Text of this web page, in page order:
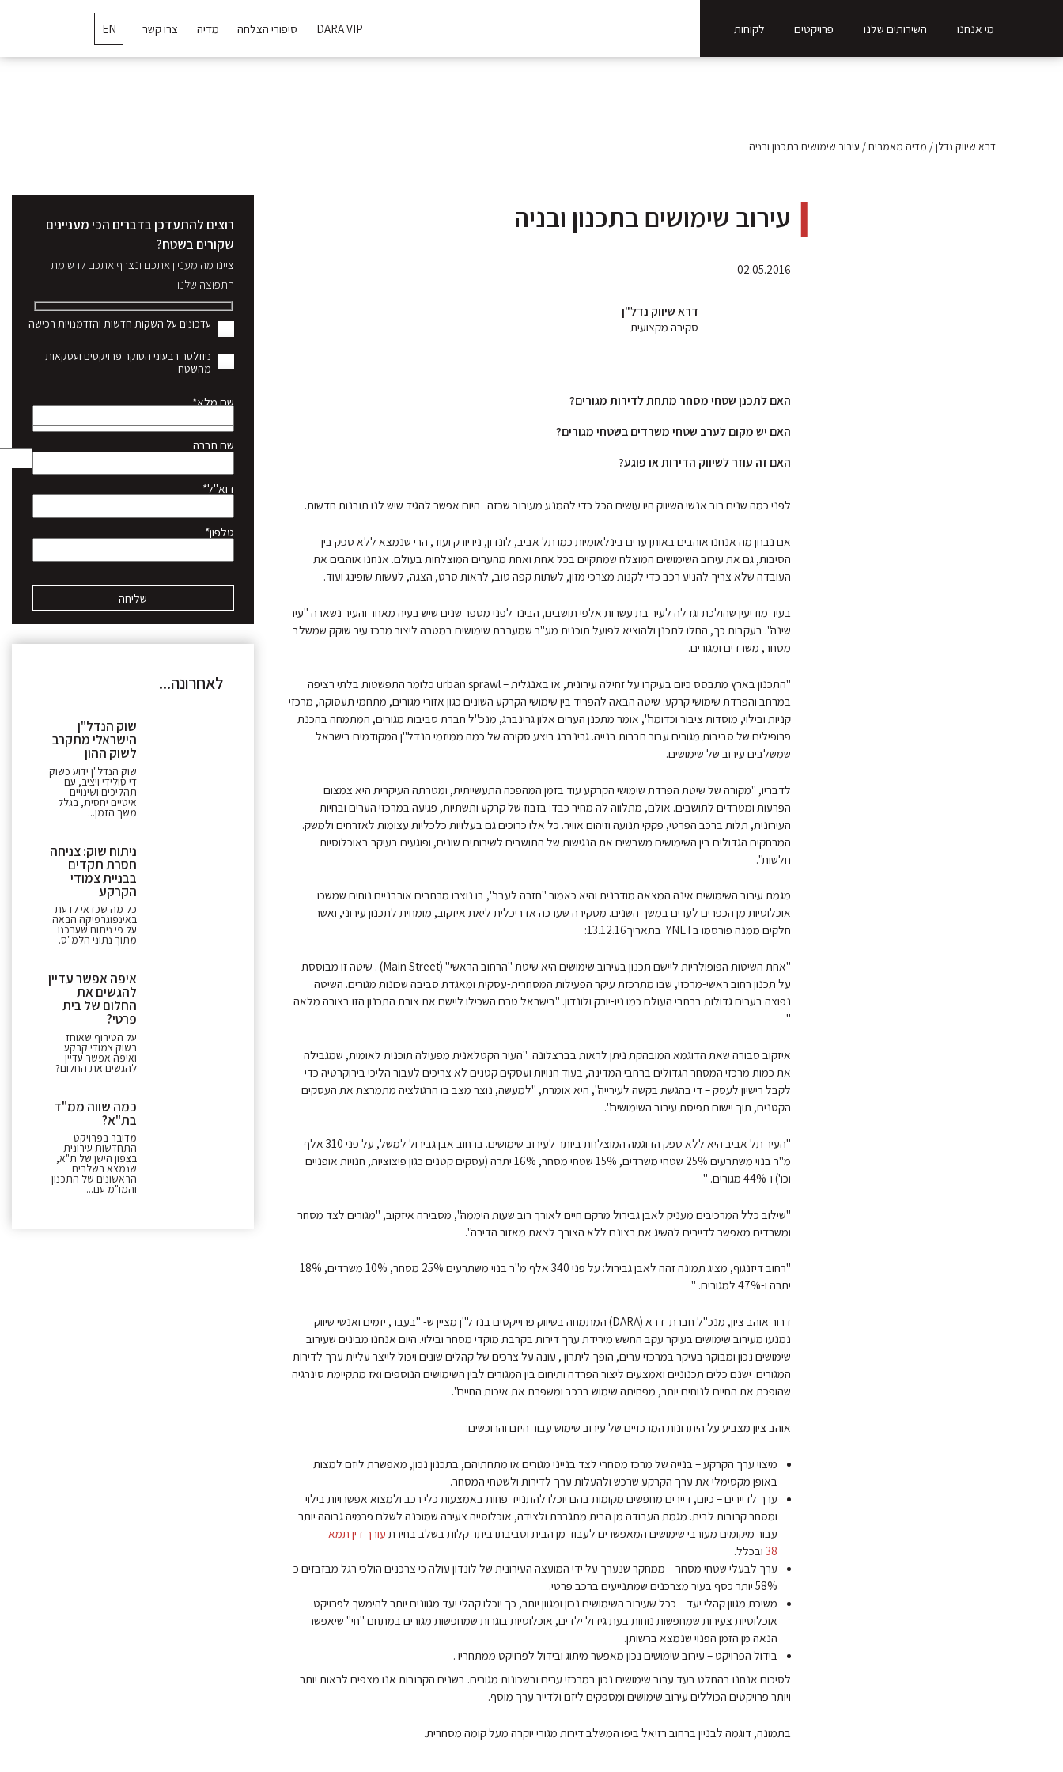
מי אנחנו השירותים שלנו פרויקטים לקוחות DARA VIP סיפורי הצלחה מדיה צרו קשר EN
דרא שיווק נדלן/ מדיה מאמרים/ עירוב שימושים בתכנון ובניה
עירוב שימושים בתכנון ובניה
02.05.2016
דרא שיווק נדל"ן
סקירה מקצועית
האם לתכנן שטחי מסחר מתחת לדירות מגורים?
האם יש מקום לערב שטחי משרדים בשטחי מגורים?
האם זה עוזר לשיווק הדירות או פוגע?
לפני כמה שנים רוב אנשי השיווק היו עושים הכל כדי להמנע מעירוב שכזה. היום אפשר להגיד שיש לנו תובנות חדשות.
אם נבחן מה אנחנו אוהבים באותן ערים בינלאומיות כמו תל אביב, לונדון, ניו יורק ועוד, הרי שנמצא ללא ספק בין
הסיבות, גם את עירוב השימושים המוצלח שמתקיים בכל אחת ואחת מהערים המוצלחות בעולם. אנחנו אוהבים את
העובדה שלא צריך להניע רכב כדי לקנות מצרכי מזון, לשתות קפה טוב, לראות סרט, הצגה, לעשות שופינג ועוד.
בעיר מודיעין שהולכת וגדלה לעיר בת עשרות אלפי תושבים, הבינו לפני מספר שנים שיש בעיה מאחר והעיר נשארה "עיר
שינה". בעקבות כך, החלו לתכנן ולהוציא לפועל תוכנית מע"ר שמערבת שימושים במטרה ליצור מרכז עיר שוקק שמשלב
מסחר, משרדים ומגורים.
"התכנון בארץ מתבסס כיום בעיקרו על זחילה עירונית, או באנגלית – urban sprawl כלומר התפשטות בלתי רציפה
במרחב והפרדת שימושי קרקע. שיטה הבאה להפריד בין שימושי הקרקע השונים כגון אזורי מגורים, מתחמי תעסוקה, מרכזי
קניות ובילוי, מוסדות ציבור וכדומה", אומר מתכנן הערים אלון גרינברג, מנכ"ל חברת סביבות מגורים, המתמחה בהכנת
פרופילים של סביבות מגורים עבור חברות בנייה. גרינברג ביצע סקירה של כמה ממיזמי הנדל"ן המקודמים בישראל
שמשלבים עירוב של שימושים.
לדבריו, "מקורה של שיטת הפרדת שימושי הקרקע עוד בזמן המהפכה התעשייתית, ומטרתה העיקרית היא צמצום
הפרעות ומטרדים לתושבים. אולם, מתלווה לה מחיר כבד: בזבוז של קרקע ותשתיות, פגיעה במרכזי הערים ובחיוּת
העירונית, תלות ברכב הפרטי, פקקי תנועה וזיהום אוויר. כל אלו כרוכים גם בעלויות כלכליות עצומות לאזרחים ולמשק.
המרחקים הגדולים בין השימושים משבשים את הנגישות של התושבים לשירותים שונים, ופוגעים בעיקר באוכלוסיות
חלשות".
מגמת עירוב השימושים אינה המצאה מודרנית והיא כאמור "חזרה לעבר", בו נוצרו מרחבים אורבניים נוחים שמשכו
אוכלוסיות מן הכפרים לערים במשך השנים. מסקירה שערכה אדריכלית ליאת איזקוב, מומחית לתכנון עירוני, ואשר
חלקים ממנה פורסמו בYNET בתאריך13.12.16:
"אחת השיטות הפופולריות ליישם תכנון בעירוב שימושים היא שיטת "הרחוב הראשי" (Main Street) . שיטה זו מבוססת
על תכנון רחוב ראשי-מרכזי, שבו מתרכזת עיקר הפעילות המסחרית-עסקית ומאגדת סביבה שכונות מגורים. השיטה
נפוצה בערים גדולות ברחבי העולם כמו ניו-יורק ולונדון. "בישראל טרם השכילו ליישם את צורת התכנון הזו בצורה מלאה
"
איזקוב סבורה שאת הדוגמא המובהקת ניתן לראות בברצלונה. "העיר הקטלאנית מפעילה תוכנית לאומית, שמגבילה
את כמות מרכזי המסחר הגדולים ברחבי המדינה, בעוד חנויות ועסקים קטנים לא צריכים לעבור הליכי בירוקרטיה כדי
לקבל רישיון לעסק – די בהגשת בקשה לעירייה", היא אומרת, "למעשה, נוצר מצב בו הרגולציה מתמרצת את העסקים
הקטנים, תוך יישום תפיסת עירוב השימושים".
"העיר תל אביב היא ללא ספק הדוגמה המוצלחת ביותר לעירוב שימושים. ברחוב אבן גבירול למשל, על פני 310 אלף
מ"ר בנוי משתרעים 25% שטחי משרדים, 15% שטחי מסחר, 16% יתרה (עסקים קטנים כגון פיצוציות, חנויות אופניים
וכו') ו-44% מגורים. "
"שילוב כלל המרכיבים מעניק לאבן גבירול מרקם חיים לאורך רוב שעות היממה", מסבירה איזקוב, "מגורים לצד מסחר
ומשרדים מאפשר לדיירים להשיג את רצונם ללא הצורך לצאת מאזור הדירה".
"רחוב דיזנגוף, מציג תמונה זהה לאבן גבירול: על פני 340 אלף מ"ר בנוי משתרעים 25% מסחר, 10% משרדים, 18%
יתרה ו-47% למגורים. "
דרור אוהב ציון, מנכ"ל חברת דרא (DARA) המתמחה בשיווק פרוייקטים בנדל"ן מציין ש- "בעבר, יזמים ואנשי שיווק
נמנעו מעירוב שימושים בעיקר עקב החשש מירידת ערך דירות בקרבת מוקדי מסחר ובילוי. היום אנחנו מבינים שעירוב
שימושים נכון ומבוקר בעיקר במרכזי ערים, הופך ליתרון , עונה על צרכים של קהלים שונים ויכול לייצר עליית ערך לדירות
המגורים. ישנם כלים תכנוניים ואמצעים ליצור הפרדה ותיחום בין המגורים לבין השימושים הנוספים ואז מתקיימת סינרגיה
שהופכת את החיים לנוחים יותר, מפחיתה שימוש ברכב ומשפרת את איכות החיים".
אוהב ציון מצביע על היתרונות המרכזיים של עירוב שימוש עבור היזם והרוכשים:
מיצוי ערך הקרקע – בנייה של מרכז מסחרי לצד בנייני מגורים או מתחתיהם, בתכנון נכון, מאפשרת ליזם למצות
באופן מקסימלי את ערך הקרקע שרכש ולהעלות ערך לדירות ולשטחי המסחר.
ערך לדיירים – כיום, דיירים מחפשים מקומות בהם יוכלו להתנייד פחות באמצעות כלי רכב ולמצוא אפשרויות בילוי
ומסחר קרובות לבית. מגמת העבודה מן הבית מתגברת ולצידה, אוכלוסייה צעירה שמוכנה לשלם פרמיה גבוהה יותר
עבור מיקומים מעורבי שימושים המאפשרים לעבוד מן הבית וסביבתו ביתר קלות בשלב בחירת עורך דין תמא
38 ובכלל.
ערך לבעלי שטחי מסחר – ממחקר שנערך על ידי המועצה העירונית של לונדון עולה כי צרכנים הולכי רגל מבזבזים כ-
58% יותר כסף בעיר מצרכנים שמתנייעים ברכב פרטי.
משיכת מגוון קהלי יעד – ככל שעירוב השימושים נכון ומגוון יותר, כך יוכלו קהלי יעד מגוונים יותר להימשך לפרויקט.
אוכלוסיות צעירות שמחפשות נוחות בעת גידול ילדים, אוכלוסיות בוגרות שמחפשות מגורים במתחם "חי" שיאפשר
הנאה מן הזמן הפנוי שנמצא ברשותן.
בידול הפרויקט – עירוב שימושים נכון מאפשר מיתוג ובידול לפרויקט ממתחריו .
לסיכום אנחנו בהחלט בעד ערוב שימושים נכון במרכזי ערים ובשכונות מגורים. בשנים הקרובות אנו מצפים לראות יותר
ויותר פרויקטים הכוללים עירוב שימושים ומספקים ליזם ולדייר ערך מוסף.
בתמונה, דוגמה לבניין ברחוב רזיאל ביפו המשלב דירות מגורי יוקרה מעל קומה מסחרית.
רוצים להתעדכן בדברים הכי מעניינים
שקורים בשטח?
ציינו מה מעניין אתכם ונצרף אתכם לרשימת
התפוצה שלנו.
עדכונים על השקות חדשות והזדמנויות רכישה
ניוזלטר רבעוני הסוקר פרויקטים ועסקאות
מהשטח
שם מלא*
שם חברה
דוא"ל*
טלפון*
לאחרונה...
שוק הנדל"ן
הישראלי מתקרב
לשוק ההון
שוק הנדל"ן ידוע כשוק
די סולידי ויציב, עם
תהליכים ושינויים
איטיים יחסית, בגלל
משך הזמן...
ניתוח שוק: צניחה
חסרת תקדים
בבניית צמודי
הקרקע
כל מה שכדאי לדעת
באינפוגרפיקה הבאה
על פי ניתוח שערכנו
מתוך נתוני הלמ"ס.
איפה אפשר עדיין
להגשים את
החלום של בית
פרטי?
על הטירוף שאוחז
בשוק צמודי קרקע
ואיפה אפשר עדיין
להגשים את החלום?
כמה שווה ממ"ד
בת"א?
מדובר בפרויקט
התחדשות עירונית
בצפון הישן של ת"א,
שנמצא בשלבים
הראשונים של התכנון
והמו"מ עם...